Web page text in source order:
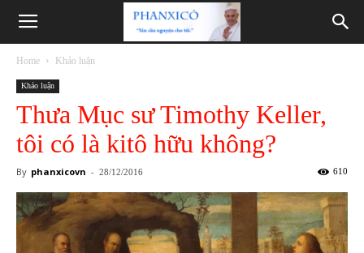
Phanxicô
Home Khảo luận
Khảo luận
Thưa Mục sư Timothy Keller,
tôi có là kitô hữu không?
By phanxicovn - 28/12/2016 610